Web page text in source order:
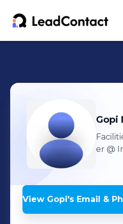
Gopi
er @
View Gopi's Email &